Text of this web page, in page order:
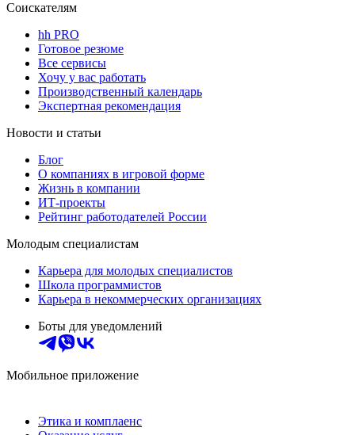
Соискателям
hh PRO
Готовое резюме
Все сервисы
Хочу у вас работать
Производственный календарь
Экспертная рекомендация
Новости и статьи
Блог
О компаниях в игровой форме
Жизнь в компании
ИТ-проекты
Рейтинг работодателей России
Молодым специалистам
Карьера для молодых специалистов
Школа программистов
Карьера в некоммерческих организациях
Боты для уведомлений
Мобильное приложение
Этика и комплаенс